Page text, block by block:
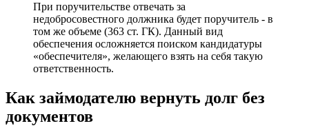
При поручительстве отвечать за
недобросовестного должника будет поручитель - в
том же объеме (363 ст. ГК). Данный вид
обеспечения осложняется поиском кандидатуры
«обеспечителя», желающего взять на себя такую
ответственность.
Как займодателю вернуть долг без
документов